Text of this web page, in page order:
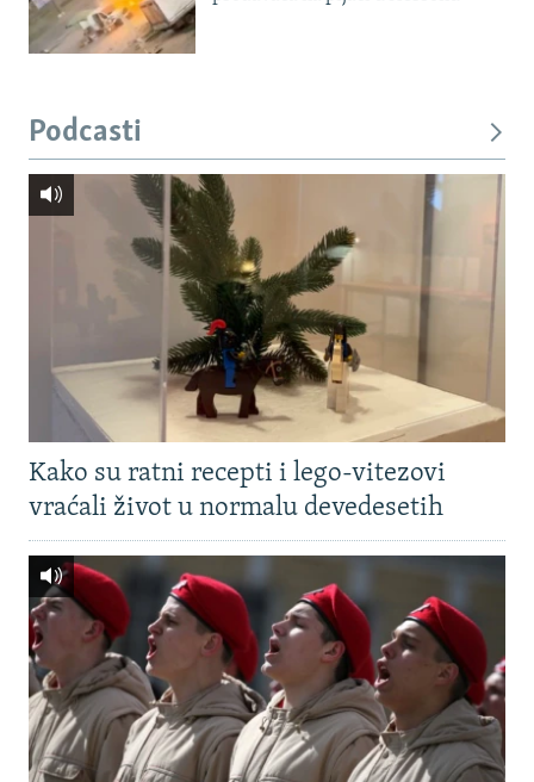
Podcasti
Kako su ratni recepti i lego-vitezovi
vraćali život u normalu devedesetih